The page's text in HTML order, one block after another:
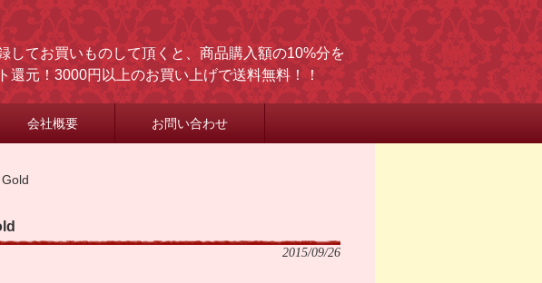
してお買いものして頂くと、商品購入額の10%分を
還元！3000円以上のお買い上げで送料無料！！
会社概要 お問い合わせ
2015/09/26